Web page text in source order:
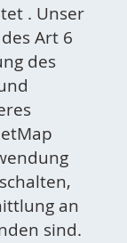
. Unser
Art 6
des
an
sind.